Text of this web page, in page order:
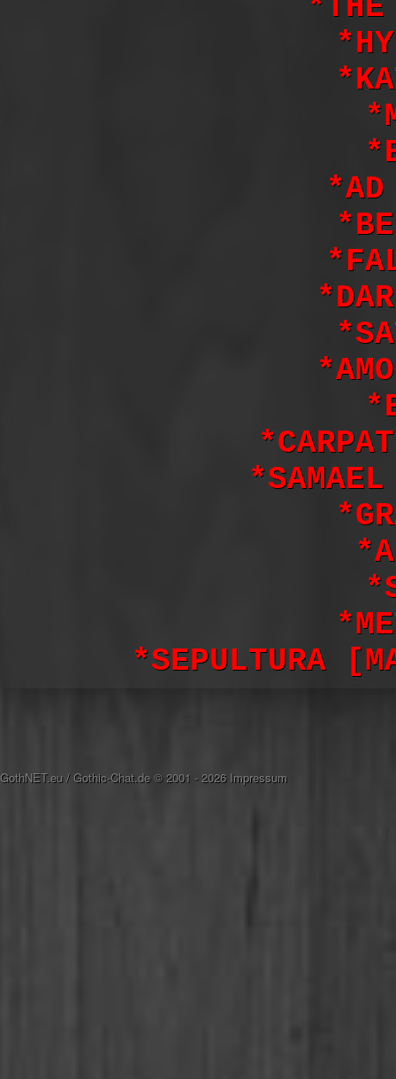
*THE
*AD
*SEPULTURA
GothNET.eu /Gothic-Chat.de© 2001 - 2026 Impressum